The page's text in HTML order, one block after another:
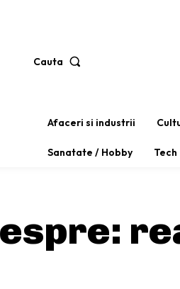
Cauta
Afaceri si industrii
Sanatate / Hobby Tech